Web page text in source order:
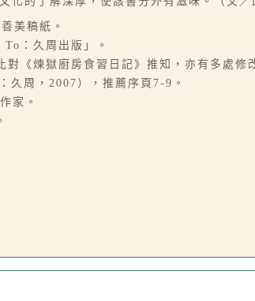
美稿紙。
：久周出版」。
《煉獄廚房食習日記》推知，亦有多處修
久周，2007），推薦序頁7-9。
家。